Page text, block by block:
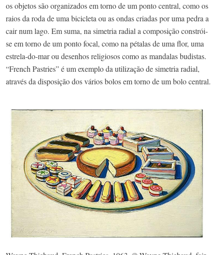
os objetos são organizados em torno de um ponto central, como os
raios da roda de uma bicicleta ou as ondas criadas por uma pedra a
cair num lago. Em suma, na simetria radial a composição constrói-
se em torno de um ponto focal, como na pétalas de uma flor, uma
estrela-do-mar ou desenhos religiosos como as mandalas budistas.
“French Pastries” é um exemplo da utilização de simetria radial,
através da disposição dos vários bolos em torno de um bolo central.